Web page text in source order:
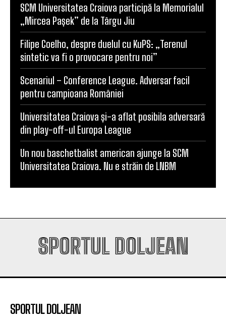
SCM Universitatea Craiova participă la Memorialul
„Mircea Pașek” de la Târgu Jiu
Filipe Coelho, despre duelul cu KuPS: „Terenul
sintetic va fi o provocare pentru noi”
Scenariul – Conference League. Adversar facil
pentru campioana României
Universitatea Craiova și-a aflat posibila adversară
din play-off-ul Europa League
Un nou baschetbalist american ajunge la SCM
Universitatea Craiova. Nu e străin de LNBM
SPORTUL DOLJEAN
SPORTUL DOLJEAN